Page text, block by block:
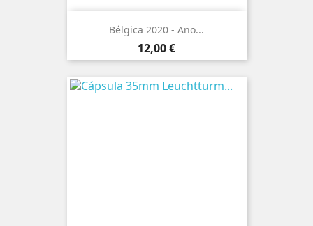
Bélgica 2020 - Ano...
Preço
12,00 €